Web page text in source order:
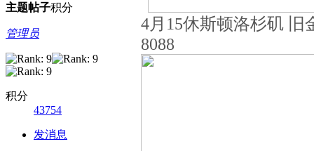
主题帖子积分
管理员
积分
43754
发消息
4月15休斯顿洛杉矶
8088